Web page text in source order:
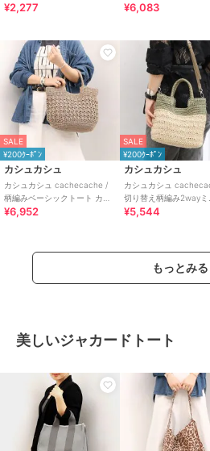
トート
¥2,277
編みトート カゴバッグ
¥6,083
SALE
¥200ｸｰﾎﾟﾝ
カシュカシュ
カシュカシュ cachecache /
柄編みベーシックトート カゴ
バッグ
¥6,952
SALE
¥200ｸｰﾎﾟﾝ
カシュカシュ
カシュカシュ
切り替え柄編み2wayミ
ト カゴバッグ
¥5,544
もっとみる
美しいジャカードトート